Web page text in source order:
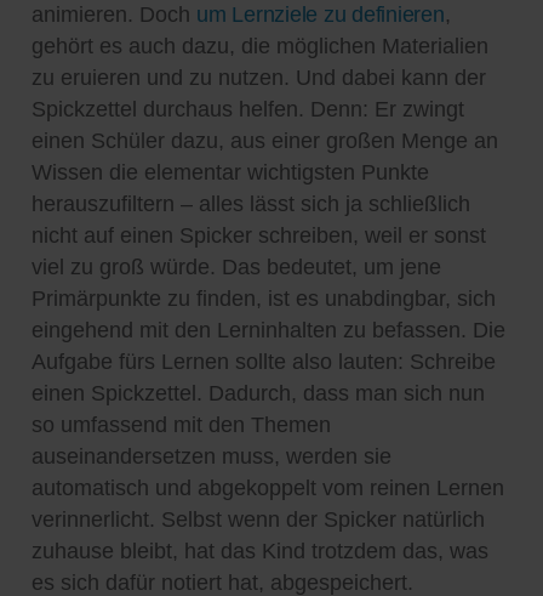
animieren. Doch um Lernziele zu definieren,
gehört es auch dazu, die möglichen Materialien
zu eruieren und zu nutzen. Und dabei kann der
Spickzettel durchaus helfen. Denn: Er zwingt
einen Schüler dazu, aus einer großen Menge an
Wissen die elementar wichtigsten Punkte
herauszufiltern – alles lässt sich ja schließlich
nicht auf einen Spicker schreiben, weil er sonst
viel zu groß würde. Das bedeutet, um jene
Primärpunkte zu finden, ist es unabdingbar, sich
eingehend mit den Lerninhalten zu befassen. Die
Aufgabe fürs Lernen sollte also lauten: Schreibe
einen Spickzettel. Dadurch, dass man sich nun
so umfassend mit den Themen
auseinandersetzen muss, werden sie
automatisch und abgekoppelt vom reinen Lernen
verinnerlicht. Selbst wenn der Spicker natürlich
zuhause bleibt, hat das Kind trotzdem das, was
es sich dafür notiert hat, abgespeichert.